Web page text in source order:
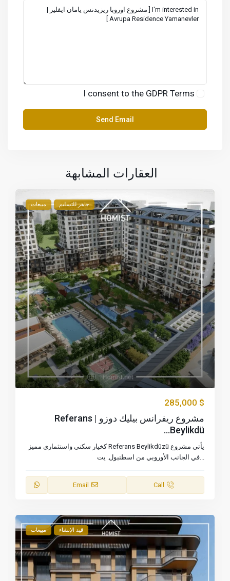
I consent to the GDPR Terms
العقارات المشابهة
مبيعات جاهز للتسليم
$ 285,000
مشروع ريفرانس بيليك دوزو | Referans
Beylikdü...
يأتي مشروع Referans Beylikdüzü كخيار سكني واستثماري مميز
في الجانب الأوروبي من اسطنبول. يت...
Call
Email
مبيعات قيد الإنشاء